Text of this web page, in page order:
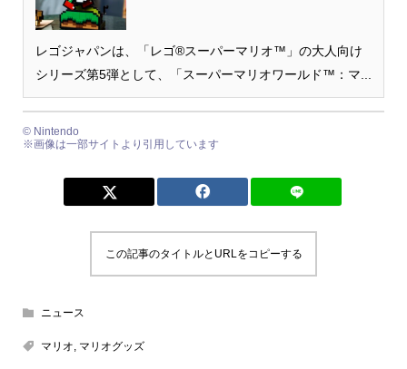
レゴジャパンは、「レゴ®スーパーマリオ™」の大人向け
シリーズ第5弾として、「スーパーマリオワールド™：マ...
© Nintendo
※画像は一部サイトより引用しています
この記事のタイトルとURLをコピーする
ニュース
マリオ, マリオグッズ